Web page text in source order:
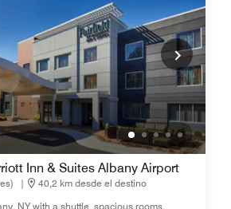
Inn & Suites Albany Airport
|
40,2 km desde el destino
NY with a shuttle, spacious rooms,